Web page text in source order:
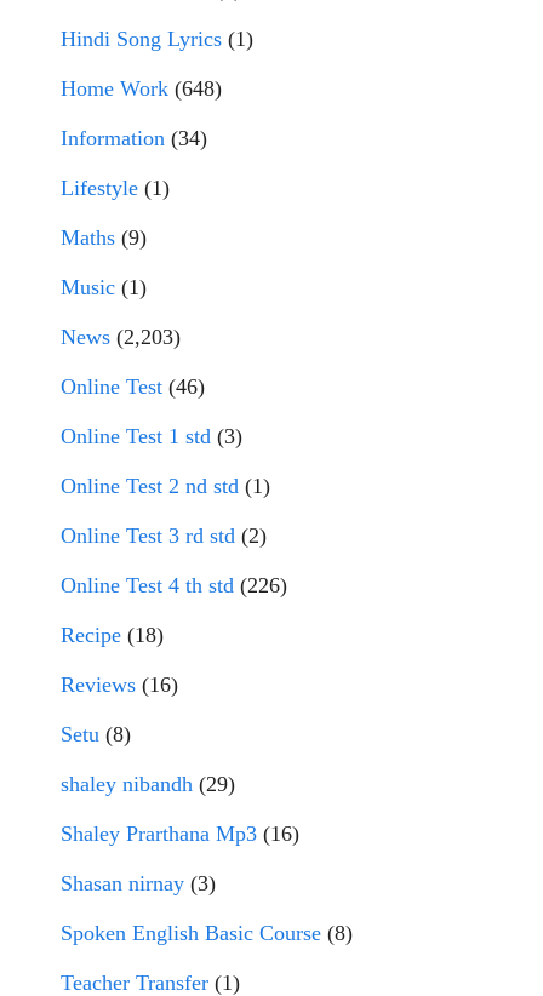
Hindi Song Lyrics (1)
Home Work (648)
Information (34)
Lifestyle (1)
Maths (9)
Music (1)
News (2,203)
Online Test (46)
Online Test 1 std (3)
Online Test 2 nd std (1)
Online Test 3 rd std (2)
Online Test 4 th std (226)
Recipe (18)
Reviews (16)
Setu (8)
shaley nibandh (29)
Shaley Prarthana Mp3 (16)
Shasan nirnay (3)
Spoken English Basic Course (8)
Teacher Transfer (1)